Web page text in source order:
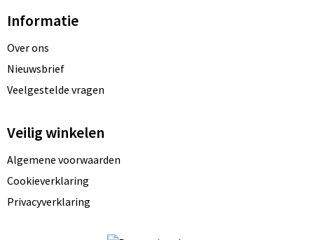
Informatie
Over ons
Nieuwsbrief
Veelgestelde vragen
Veilig winkelen
Algemene voorwaarden
Cookieverklaring
Privacyverklaring